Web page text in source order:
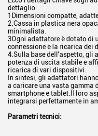
dettaglio:
1Dimensioni compatte,
2.Cassa in plastica nera
minimalista.
3Ogni adattatore è dotato di
connessione e la ricarica dei
4.Sulla base dell'aspetto, gli
potenza di uscita stabile e
ricarica di vari dispositivi.
In sintesi, gli adattatori
a caricare una vasta
smartphone e tablet.Il loro
integrarsi perfettamente in
Parametri tecnici: